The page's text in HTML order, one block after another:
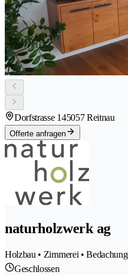
Dorfstrasse 145057 Reitnau
Offerte anfragen
naturholzwerk ag
Holzbau • Zimmerei •
Geschlossen